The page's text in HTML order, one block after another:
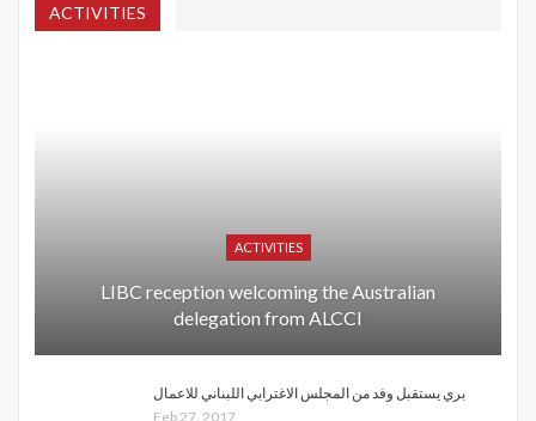
ACTIVITIES
ACTIVITIES
LIBC reception welcoming the Australian
delegation from ALCCI
بري يستقبل وفد من المجلس الاغترابي اللبناني للاعمال
Feb 27, 2017